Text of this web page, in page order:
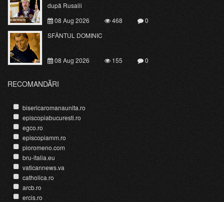
după Rusalii
08 Aug 2026
468
0
SFÂNTUL DOMINIC
08 Aug 2026 155 0
RECOMANDĂRI
bisericaromanaunita.ro
episcopiabucuresti.ro
egco.ro
episcopiamm.ro
pioromeno.com
bru-italia.eu
vaticannews.va
catholica.ro
arcb.ro
ercis.ro